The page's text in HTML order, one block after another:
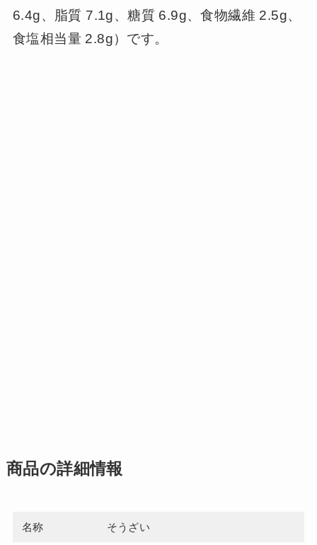
6.4g、脂質 7.1g、糖質 6.9g、食物繊維 2.5g、
食塩相当量 2.8g）です。
商品の詳細情報
名称 そうざい